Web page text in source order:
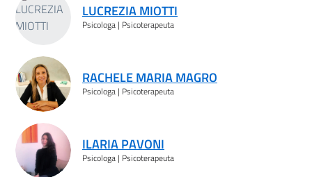
LUCREZIA MIOTTI
Psicologa | Psicoterapeuta
RACHELE MARIA MAGRO
Psicologa | Psicoterapeuta
ILARIA PAVONI
Psicologa | Psicoterapeuta